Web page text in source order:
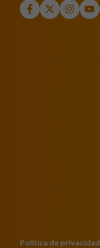
Política de privacidad